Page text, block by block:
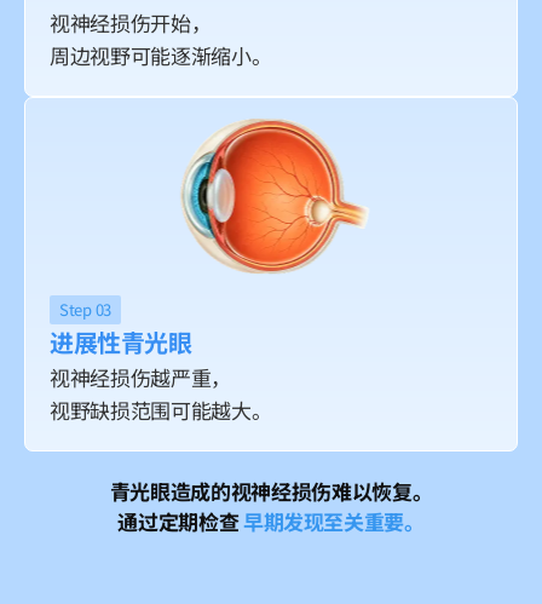
视神经损伤开始，
周边视野可能逐渐缩小。
Step 03
进展性青光眼
视神经损伤越严重，
视野缺损范围可能越大。
青光眼造成的视神经损伤难以恢复。
通过定期检查早期发现至关重要。